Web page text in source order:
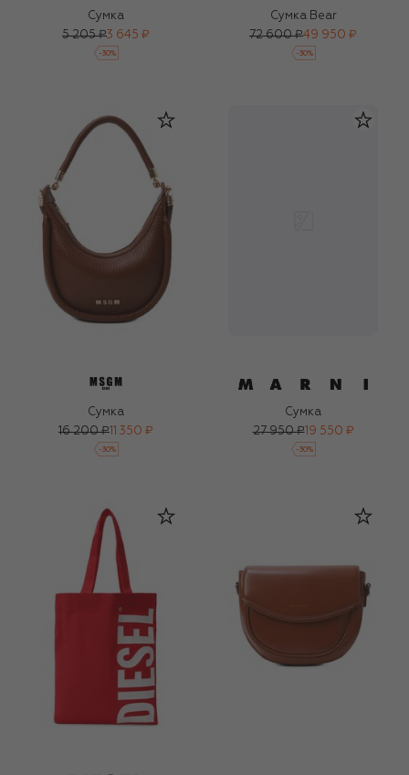
Сумка
5 205 ₽3 645 ₽
-30%
Сумка Bear
72 600 ₽49 950 ₽
-30%
Сумка
16 200 ₽ 11 350 ₽
-30%
Сумка
27 950 ₽19 550 ₽
-30%